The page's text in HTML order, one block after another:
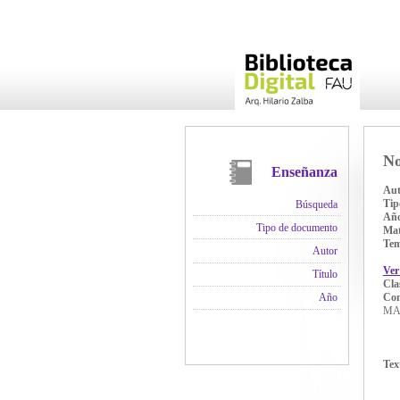
Enseñanza
Búsqueda
Tipo de documento
Autor
Título
Año